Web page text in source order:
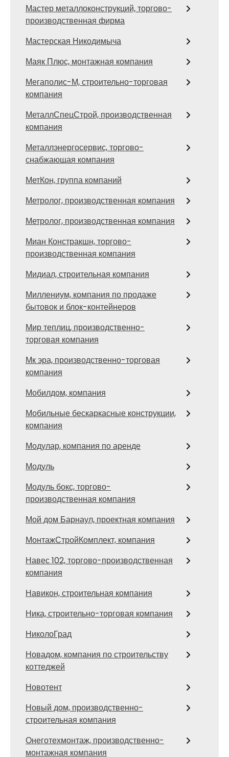
Мастер металлоконструкций, торгово-
производственная фирма
Мастерская Никодимыча
Маяк Плюс, монтажная компания
Мегаполис-М, строительно-торговая
компания
МеталлСпецСтрой, производственная
компания
Металлэнергосервис, торгово-
снабжающая компания
МетКон, группа компаний
Метролог, производственная компания
Метролог, производственная компания
Миан Констракшн, торгово-
производственная компания
Мидиал, строительная компания
Миллениум, компания по продаже
бытовок и блок-контейнеров
Мир теплиц, производственно-
торговая компания
Мк эра, производственно-торговая
компания
Мобилдом, компания
Мобильные бескаркасные конструкции,
компания
Модулар, компания по аренде
Модуль
Модуль бокс, торгово-
производственная компания
Мой дом Барнаул, проектная компания
МонтажСтройКомплект, компания
Навес 102, торгово-производственная
компания
Навикон, строительная компания
Ника, строительно-торговая компания
НиколоГрад
Новадом, компания по строительству
коттеджей
Новотент
Новый дом, производственно-
строительная компания
Онеготехмонтаж, производственно-
монтажная компания